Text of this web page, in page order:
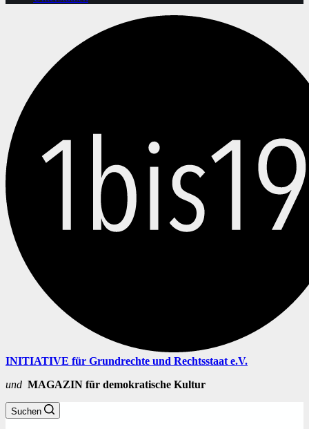
INITIATIVE für Grundrechte und Rechtsstaat e.V.
und MAGAZIN für demokratische Kultur
Suchen